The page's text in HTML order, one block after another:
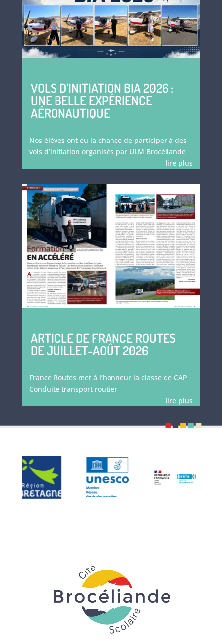
VOLS D’INITIATION BIA 2026 :
UNE BELLE EXPÉRIENCE
AÉRONAUTIQUE
Nos élèves ont eu la chance de participer à des
vols d’initiation organisés par ULM Brocéliande
lire plus
ARTICLE DE FRANCE ROUTES
DE JUILLET-AOÛT 2026
France Routes met à l’honneur la classe de CAP
Conduite transport routier
lire plus